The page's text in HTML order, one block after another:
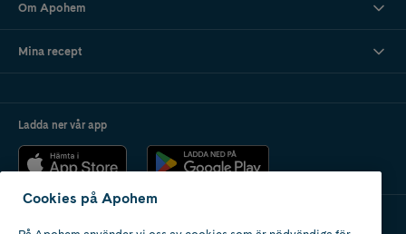
Om Apohem
Mina recept
Ladda ner vår app
Cookies på Apohem